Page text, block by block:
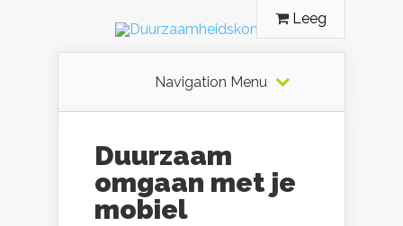
Leeg
Navigation Menu
Duurzaam
omgaan met je
mobiel